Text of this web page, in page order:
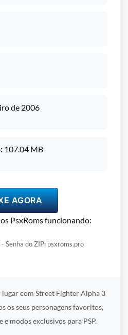
de 2006
107.04 MB
AGORA
PsxRoms funcionando:
Senha do ZIP: psxroms.pro
lugar com Street Fighter Alpha 3
os seus personagens favoritos,
e modos exclusivos para PSP.